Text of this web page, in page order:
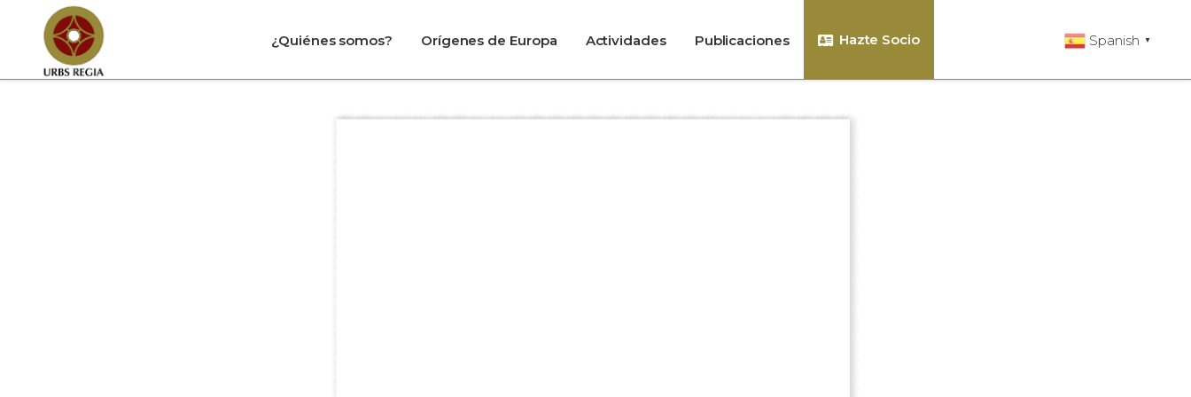
¿Quiénes somos? Orígenes de Europa Actividades Publicaciones Hazte Socio Spanish ▼